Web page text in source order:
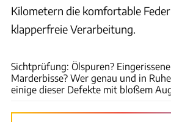
Kilometern die komfortable
klapperfreie Verarbeitung.
Sichtprüfung: Ölspuren? Eingerissene
Marderbisse? Wer genau und in
einige dieser Defekte mit bloßem